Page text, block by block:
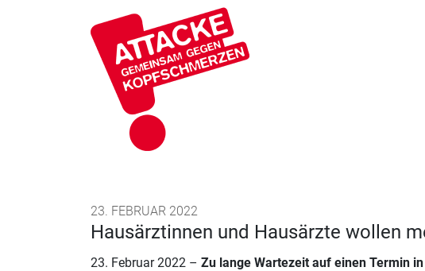
23. FEBRUAR 2022
Hausärztinnen und Hausärzte wollen
23. Februar 2022 – Zu lange Wartezeit auf einen Termin